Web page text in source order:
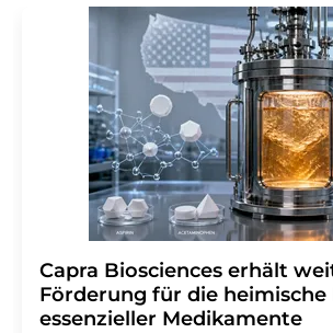
Capra Biosciences erhält
Förderung für die
essenzieller Medikamente